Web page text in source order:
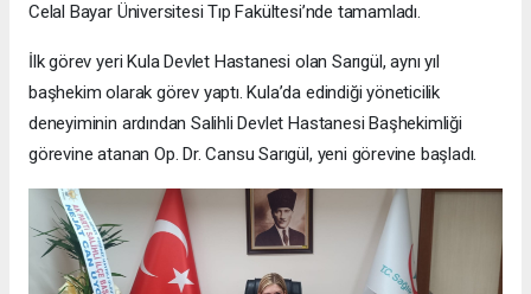
Celal Bayar Üniversitesi Tıp Fakültesi’nde tamamladı.
İlk görev yeri Kula Devlet Hastanesi olan Sarıgül, aynı yıl
başhekim olarak görev yaptı. Kula’da edindiği yöneticilik
deneyiminin ardından Salihli Devlet Hastanesi Başhekimliği
görevine atanan Op. Dr. Cansu Sarıgül, yeni görevine başladı.